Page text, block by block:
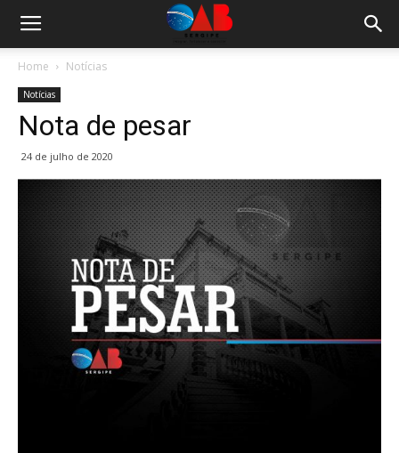
Home Notícias
Notícias
Nota de pesar
24 de julho de 2020